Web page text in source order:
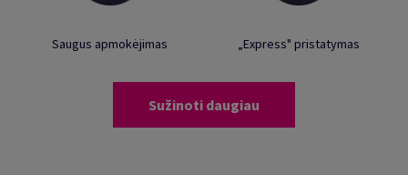
Saugus apmokėjimas „Express" pristatymas
Sužinoti daugiau